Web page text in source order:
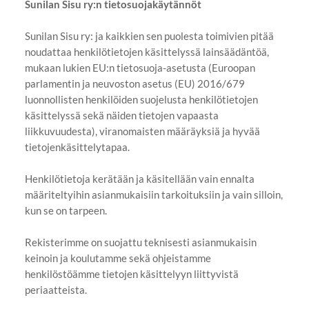
Sunilan Sisu ry:n tietosuojakäytännöt
Sunilan Sisu ry: ja kaikkien sen puolesta toimivien pitää
noudattaa henkilötietojen käsittelyssä lainsäädäntöä,
mukaan lukien EU:n tietosuoja-asetusta (Euroopan
parlamentin ja neuvoston asetus (EU) 2016/679
luonnollisten henkilöiden suojelusta henkilötietojen
käsittelyssä sekä näiden tietojen vapaasta
liikkuvuudesta), viranomaisten määräyksiä ja hyvää
tietojenkäsittelytapaa.
Henkilötietoja kerätään ja käsitellään vain ennalta
määriteltyihin asianmukaisiin tarkoituksiin ja vain silloin,
kun se on tarpeen.
Rekisterimme on suojattu teknisesti asianmukaisin
keinoin ja koulutamme sekä ohjeistamme
henkilöstöämme tietojen käsittelyyn liittyvistä
periaatteista.